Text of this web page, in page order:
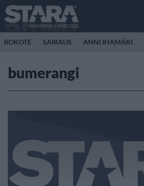
ROKOTE SAIRAUS ANNI IHAMÄKI
bumerangi